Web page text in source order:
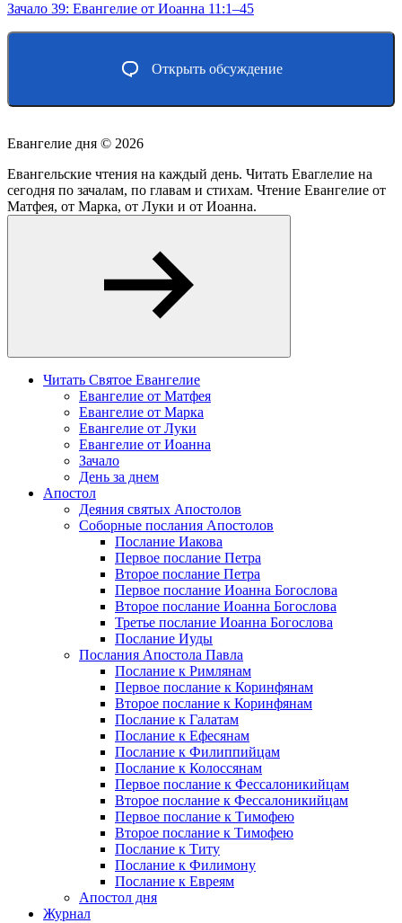
Зачало 39: Евангелие от Иоанна 11:1–45
Открыть обсуждение
Евангелие дня © 2026
Евангельские чтения на каждый день. Читать Еваглелие на
сегодня по зачалам, по главам и стихам. Чтение Евангелие от
Матфея, от Марка, от Луки и от Иоанна.
Читать Святое Евангелие
Евангелие от Матфея
Евангелие от Марка
Евангелие от Луки
Евангелие от Иоанна
Зачало
День за днем
Апостол
Деяния святых Апостолов
Соборные послания Апостолов
Послание Иакова
Первое послание Петра
Второе послание Петра
Первое послание Иоанна Богослова
Второе послание Иоанна Богослова
Третье послание Иоанна Богослова
Послание Иуды
Послания Апостола Павла
Послание к Римлянам
Первое послание к Коринфянам
Второе послание к Коринфянам
Послание к Галатам
Послание к Ефесянам
Послание к Филиппийцам
Послание к Колоссянам
Первое послание к Фессалоникийцам
Второе послание к Фессалоникийцам
Первое послание к Тимофею
Второе послание к Тимофею
Послание к Титу
Послание к Филимону
Послание к Евреям
Апостол дня
Журнал